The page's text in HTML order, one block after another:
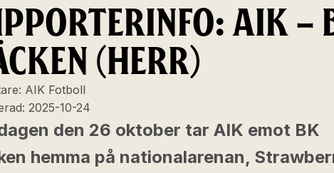
AIK –
(HERR)
AIK Fotboll
2025-10-24
den 26 oktober tar AIK emot BK
hemma på nationalarenan,